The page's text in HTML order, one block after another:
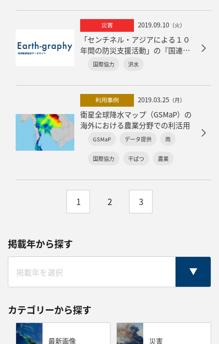
災害 2019.09.10 （火）
「センチネル・アジアによる１０
年間の防災支援活動」の『国連世
界防災白書2019』への掲載につい
国際協力 洪水
利用事例 2019.03.25 （月）
衛星全球降水マップ（GSMaP）の
海外における農業分野での利活用
GSMaP データ提供 雨
国際協力 干ばつ 農業
1 2 3
掲載年から探す
カテゴリーから探す
最新画像 災害